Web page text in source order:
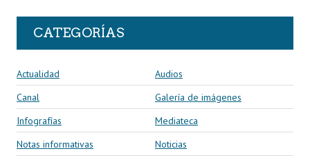
CATEGORÍAS
Actualidad
Audios
Canal
Galería de imágenes
Infografías
Mediateca
Notas informativas
Noticias